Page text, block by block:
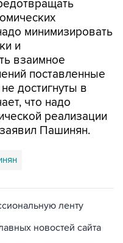
минимизировать
и
взаимное
поставленные
достигнуты в
что надо
реализации
Пашинян.
ленту
новостей сайта